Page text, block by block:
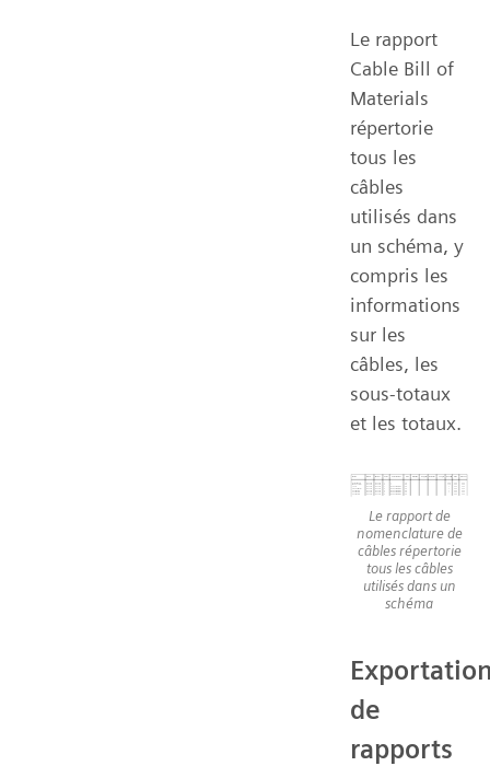
Le rapport
Cable Bill of
Materials
répertorie
tous les
câbles
utilisés dans
un schéma, y
compris les
informations
sur les
câbles, les
sous-totaux
et les totaux.
Le rapport de
nomenclature de
câbles répertorie
tous les câbles
utilisés dans un
schéma
de
rapports